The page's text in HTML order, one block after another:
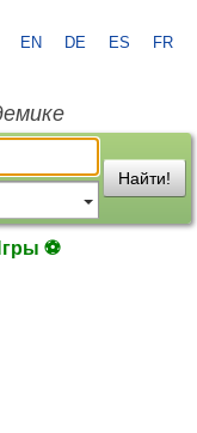
EN DE ES FR
Найти!
⚽